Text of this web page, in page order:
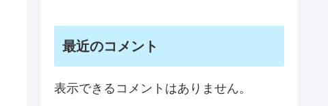
最近のコメント
表示できるコメントはありません。